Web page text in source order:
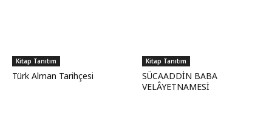
Kitap Tanıtım
Türk Alman Tarihçesi
Kitap Tanıtım
SÜCAADDİN BABA
VELÂYETNAMESİ